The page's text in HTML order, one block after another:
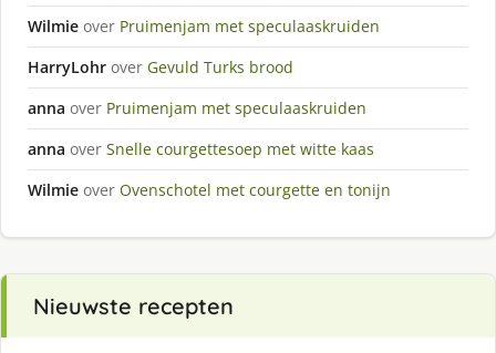
Wilmie over Pruimenjam met speculaaskruiden
HarryLohr over Gevuld Turks brood
anna over Pruimenjam met speculaaskruiden
anna over Snelle courgettesoep met witte kaas
Wilmie over Ovenschotel met courgette en tonijn
Nieuwste recepten